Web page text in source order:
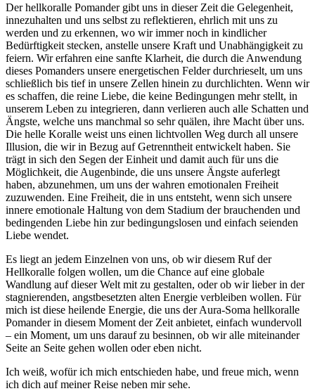
Der hellkoralle Pomander gibt uns in dieser Zeit die Gelegenheit,
innezuhalten und uns selbst zu reflektieren, ehrlich mit uns zu
werden und zu erkennen, wo wir immer noch in kindlicher
Bedürftigkeit stecken, anstelle unsere Kraft und Unabhängigkeit zu
feiern. Wir erfahren eine sanfte Klarheit, die durch die Anwendung
dieses Pomanders unsere energetischen Felder durchrieselt, um uns
schließlich bis tief in unsere Zellen hinein zu durchlichten. Wenn wir
es schaffen, die reine Liebe, die keine Bedingungen mehr stellt, in
unserem Leben zu integrieren, dann verlieren auch alle Schatten und
Ängste, welche uns manchmal so sehr quälen, ihre Macht über uns.
Die helle Koralle weist uns einen lichtvollen Weg durch all unsere
Illusion, die wir in Bezug auf Getrenntheit entwickelt haben. Sie
trägt in sich den Segen der Einheit und damit auch für uns die
Möglichkeit, die Augenbinde, die uns unsere Ängste auferlegt
haben, abzunehmen, um uns der wahren emotionalen Freiheit
zuzuwenden. Eine Freiheit, die in uns entsteht, wenn sich unsere
innere emotionale Haltung von dem Stadium der brauchenden und
bedingenden Liebe hin zur bedingungslosen und einfach seienden
Liebe wendet.
Es liegt an jedem Einzelnen von uns, ob wir diesem Ruf der
Hellkoralle folgen wollen, um die Chance auf eine globale
Wandlung auf dieser Welt mit zu gestalten, oder ob wir lieber in der
stagnierenden, angstbesetzten alten Energie verbleiben wollen. Für
mich ist diese heilende Energie, die uns der Aura-Soma hellkoralle
Pomander in diesem Moment der Zeit anbietet, einfach wundervoll
– ein Moment, um uns darauf zu besinnen, ob wir alle miteinander
Seite an Seite gehen wollen oder eben nicht.
Ich weiß, wofür ich mich entschieden habe, und freue mich, wenn
ich dich auf meiner Reise neben mir sehe.